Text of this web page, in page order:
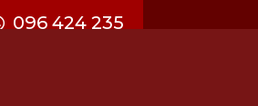
096 424 235